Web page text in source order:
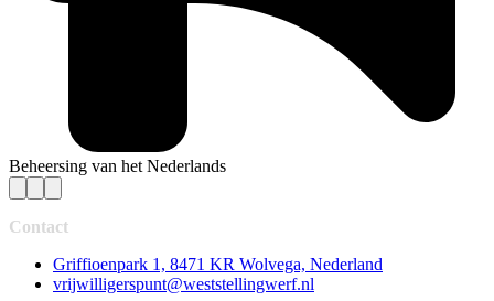
Beheersing van het Nederlands
Contact
Griffioenpark 1, 8471 KR Wolvega, Nederland
vrijwilligerspunt@weststellingwerf.nl